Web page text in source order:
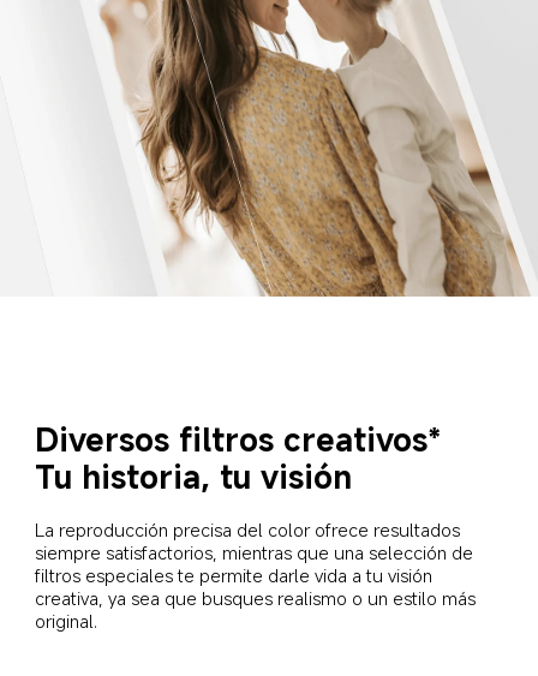
Diversos filtros creativos*
Tu historia, tu visión
La reproducción precisa del color ofrece resultados
siempre satisfactorios, mientras que una selección de
filtros especiales te permite darle vida a tu visión
creativa, ya sea que busques realismo o un estilo más
original.